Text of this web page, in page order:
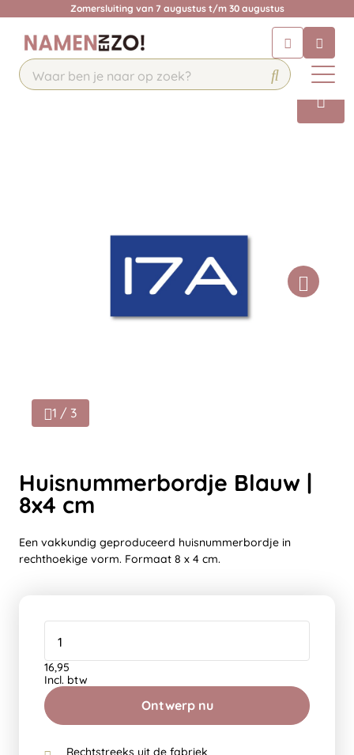
Zomersluiting van 7 augustus t/m 30 augustus
Chat 24/7 met onze chatbot voor
hulp
Contact
1 / 3
Huisnummerbordje Blauw |
8x4 cm
Een vakkundig geproduceerd huisnummerbordje in
rechthoekige vorm. Formaat 8 x 4 cm.
Ontwerp nu
16,95
Incl. btw
Rechtstreeks uit de fabriek